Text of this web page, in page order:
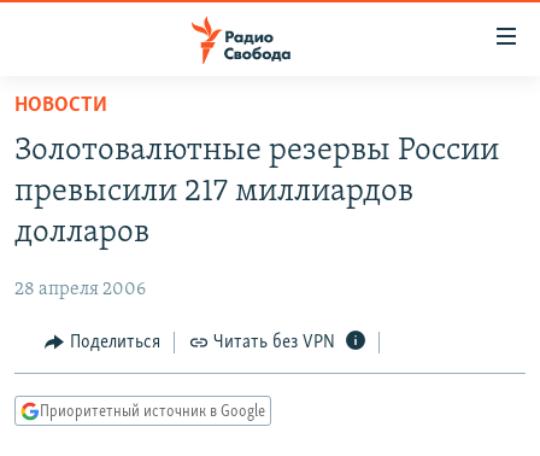
упрощенного
доступа
основному
Вернутся
Вернутся
АВТОРСКИЕ ПРОЕКТЫ
МНЕНИЯ
КУЛЬТУРА
КАВКАЗ.РЕАЛИИ
НОВОСТИ
Золотовалютные резервы России
превысили 217 миллиардов
долларов
28 апреля 2006
Поделиться Читать без VPN
Приоритетный источник в Google